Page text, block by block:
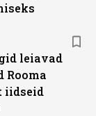
leiavad
Rooma
iidseid